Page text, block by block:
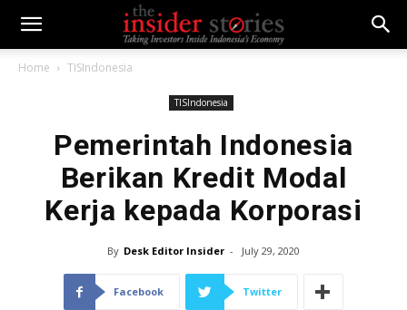
Home TISIndonesia
TISIndonesia
Pemerintah Indonesia
Berikan Kredit Modal
Kerja kepada Korporasi
By Desk Editor Insider - July 29, 2020
Facebook Twitter